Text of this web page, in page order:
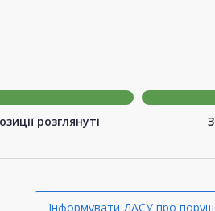
розглянуті
Інформувати ДАСУ про